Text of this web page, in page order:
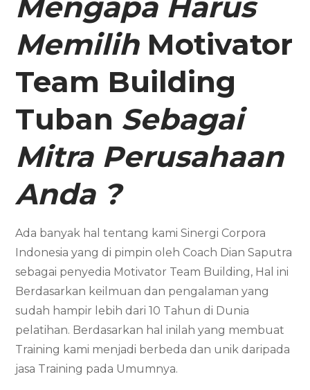
Memilih Motivator
Team Building
Tuban Sebagai
Mitra Perusahaan
Anda?
Ada banyak hal tentang kami Sinergi Corpora
Indonesia yang di pimpin oleh Coach Dian Saputra
sebagai penyedia Motivator Team Building, Hal ini
Berdasarkan keilmuan dan pengalaman yang
sudah hampir lebih dari 10 Tahun di Dunia
pelatihan. Berdasarkan hal inilah yang membuat
Training kami menjadi berbeda dan unik daripada
jasa Training pada Umumnya.